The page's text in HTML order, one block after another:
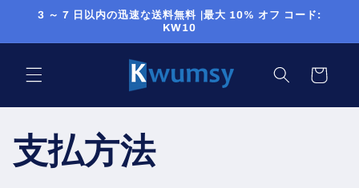
ンツに
3 ～ 7 日以内の迅速な送料無料 |最大 10% オフ コード:
KW10
ー
支払方法